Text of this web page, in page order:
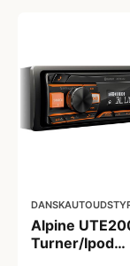
Alpine
Turner/Ipod